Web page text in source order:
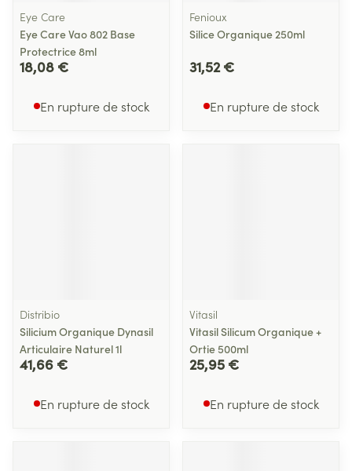
Eye Care
Eye Care Vao 802 Base
Protectrice 8ml
18,08 €
En rupture de stock
Fenioux
Silice Organique 250ml
31,52 €
En rupture de stock
Distribio
Silicium Organique Dynasil
Articulaire Naturel 1l
41,66 €
En rupture de stock
Vitasil
Vitasil Silicum Organique +
Ortie 500ml
25,95 €
En rupture de stock